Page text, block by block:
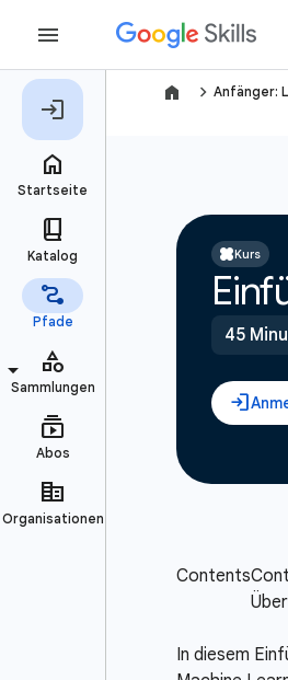
navigate_next Anfänger:
Kurs
45
In diesem